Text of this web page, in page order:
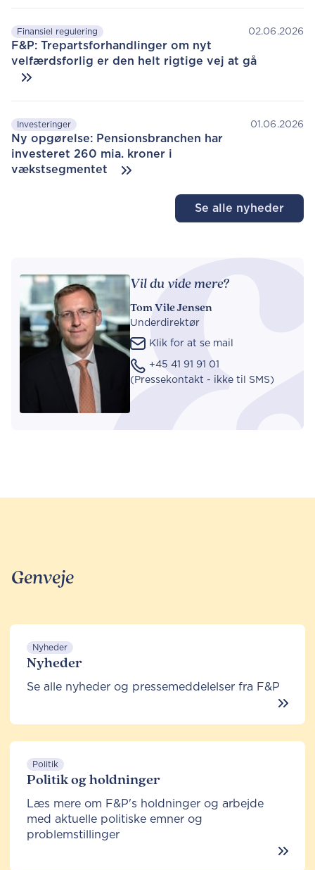
Finansiel regulering 02.06.2026
F&P: Trepartsforhandlinger om nyt
velfærdsforlig er den helt rigtige vej at gå
Investeringer 01.06.2026
Ny opgørelse: Pensionsbranchen har
investeret 260 mia. kroner i
vækstsegmentet
Se alle nyheder
Vil du vide mere?
Tom Vile Jensen
Underdirektør
Klik for at se mail
+45 41 91 91 01
(Pressekontakt - ikke til SMS)
Genveje
Nyheder
Nyheder
Se alle nyheder og pressemeddelelser fra F&P
Politik
Politik og holdninger
Læs mere om F&P's holdninger og arbejde
med aktuelle politiske emner og
problemstillinger